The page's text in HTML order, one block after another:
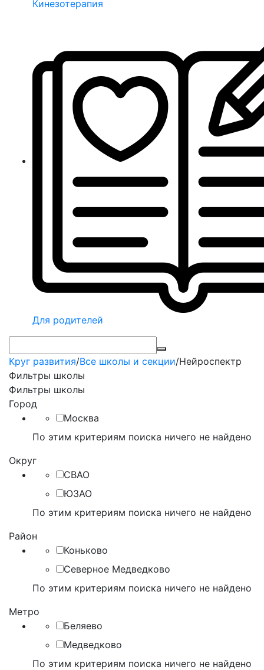
Кинезотерапия
Для родителей
Круг развития/Все школы и секции/Нейроспектр
Фильтры школы
Фильтры школы
Город
Москва
По этим критериям поиска ничего не найдено
Округ
СВАО
ЮЗАО
По этим критериям поиска ничего не найдено
Район
Коньково
Северное Медведково
По этим критериям поиска ничего не найдено
Метро
Беляево
Медведково
По этим критериям поиска ничего не найдено